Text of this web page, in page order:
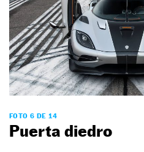
FOTO 6 DE 14
Puerta diedro